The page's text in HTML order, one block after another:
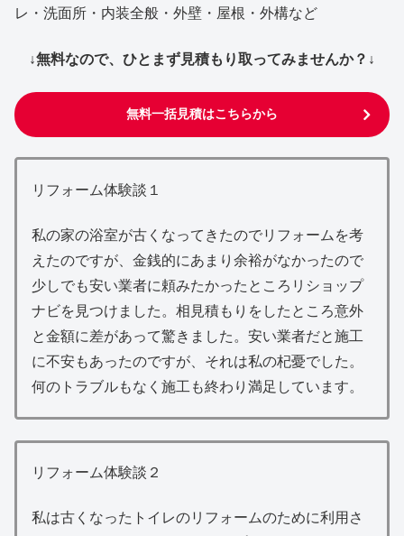
レ・洗面所・内装全般・外壁・屋根・外構など
↓無料なので、ひとまず見積もり取ってみませんか？↓
無料一括見積はこちらから
リフォーム体験談１
私の家の浴室が古くなってきたのでリフォームを考
えたのですが、金銭的にあまり余裕がなかったので
少しでも安い業者に頼みたかったところリショップ
ナビを見つけました。相見積もりをしたところ意外
と金額に差があって驚きました。安い業者だと施工
に不安もあったのですが、それは私の杞憂でした。
何のトラブルもなく施工も終わり満足しています。
リフォーム体験談２
私は古くなったトイレのリフォームのために利用さ